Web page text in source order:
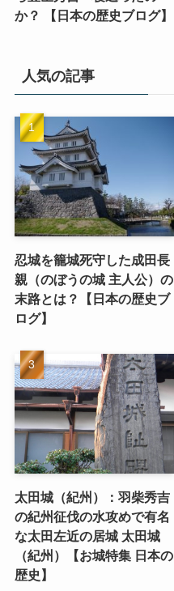
か？ 【日本の歴史ブログ】
人気の記事
忍城を籠城死守した成田長
親（のぼうの城 主人公）の
末路とは？【日本の歴史ブ
ログ】
太田城（紀州）：羽柴秀吉
の紀州征伐の水攻めで有名
な太田左近の居城 太田城
（紀州）【お城特集 日本の
歴史】